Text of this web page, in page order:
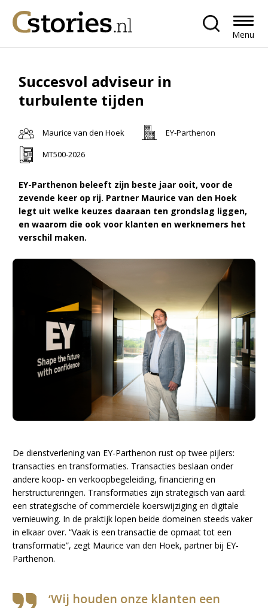
Menu
Succesvol adviseur in
turbulente tijden
Maurice van den Hoek
EY-Parthenon
MT500-2026
EY-Parthenon beleeft zijn beste jaar ooit, voor de
zevende keer op rij. Partner Maurice van den Hoek
legt uit welke keuzes daaraan ten grondslag liggen,
en waarom die ook voor klanten en werknemers het
verschil maken.
De dienstverlening van EY-Parthenon rust op twee pijlers:
transacties en transformaties. Transacties beslaan onder
andere koop- en verkoopbegeleiding, financiering en
herstructureringen. Transformaties zijn strategisch van aard:
een strategische of commerciële koerswijziging en digitale
vernieuwing. In de praktijk lopen beide domeinen steeds vaker
in elkaar over. “Vaak is een transactie de opmaat tot een
transformatie”, zegt Maurice van den Hoek, partner bij EY-
Parthenon.
‘Wij houden onze klanten een